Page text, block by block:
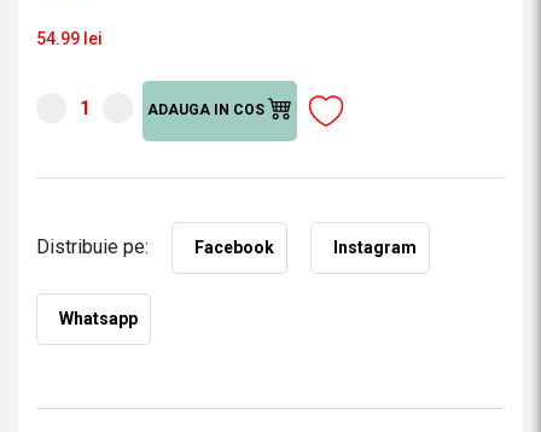
54.99 lei
ADAUGA IN COS
Distribuie pe: Facebook Instagram
Whatsapp